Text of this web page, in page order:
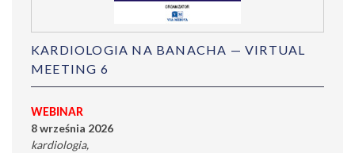
KARDIOLOGIA NA BANACHA — VIRTUAL
MEETING 6
WEBINAR
8 września 2026
kardiologia